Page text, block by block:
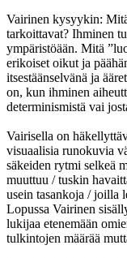
Vairinen kysyykin:
tarkoittavat? Ihminen
ympäristöään. Mitä
erikoiset oikut ja
itsestäänselvänä ja
on, kun ihminen
determinismistä vai
Vairisella on
visuaalisia runokuvia
säkeiden rytmi selkeä
muuttuu / tuskin
usein tasankoja / joilla
Lopussa Vairinen
lukijaa etenemään
tulkintojen määrää